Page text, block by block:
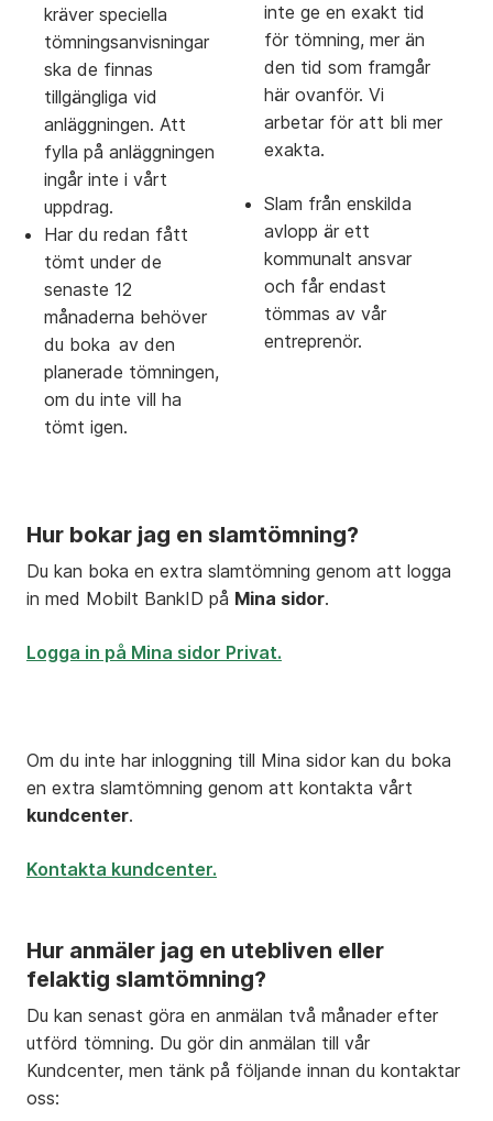
kräver speciella
tömningsanvisningar
ska de finnas
tillgängliga vid
anläggningen. Att
fylla på anläggningen
ingår inte i vårt
uppdrag.
Har du redan fått
tömt under de
senaste 12
månaderna behöver
du boka av den
planerade tömningen,
om du inte vill ha
tömt igen.
inte ge en exakt tid
för tömning, mer än
den tid som framgår
här ovanför. Vi
arbetar för att bli mer
exakta.
Slam från enskilda
avlopp är ett
kommunalt ansvar
och får endast
tömmas av vår
entreprenör.
Hur bokar jag en slamtömning?
Du kan boka en extra slamtömning genom att logga
in med Mobilt BankID på Mina sidor.
Logga in på Mina sidor Privat.
Om du inte har inloggning till Mina sidor kan du boka
en extra slamtömning genom att kontakta vårt
kundcenter.
Kontakta kundcenter.
Hur anmäler jag en utebliven eller
felaktig slamtömning?
Du kan senast göra en anmälan två månader efter
utförd tömning. Du gör din anmälan till vår
Kundcenter, men tänk på följande innan du kontaktar
oss: